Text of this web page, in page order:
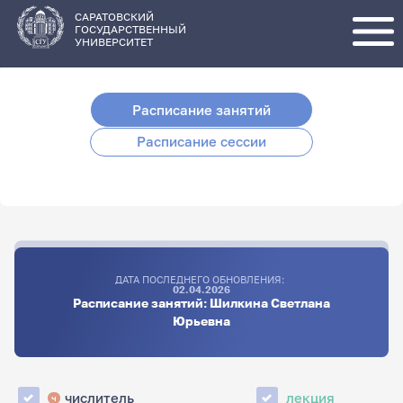
основному
содержанию
САРАТОВСКИЙ
ГОСУДАРСТВЕННЫЙ
УНИВЕРСИТЕТ
Расписание занятий
Расписание сессии
ДАТА ПОСЛЕДНЕГО ОБНОВЛЕНИЯ:
02.04.2026
Расписание занятий: Шилкина Светлана
Юрьевна
ч числитель
лекция